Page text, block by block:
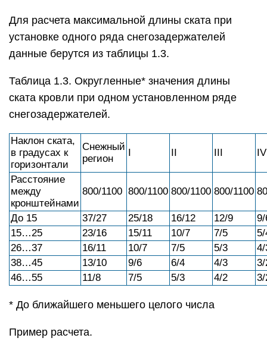
Для расчета максимальной длины ската при
установке одного ряда снегозадержателей
данные берутся из таблицы 1.3.
Таблица 1.3. Округленные* значения длины
ската кровли при одном установленном ряде
снегозадержателей.
Наклон ската,
в градусах к
горизонтали
Снежный
регион
IV
Расстояние
между
кронштейнами
800/1100 800/1100 800/1100 800/1100
До 15 37/27 25/18 16/12 12/9
9/
15…25
23/16 15/11 10/7 7/5
26…37
16/11 10/7 7/5 5/3
4/
38…45
13/10 9/6 6/4 4/3
3/
46…55
11/8 7/5 5/3 4/2 3/
* До ближайшего меньшего целого числа
Пример расчета.